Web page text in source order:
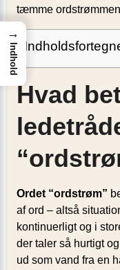
tæmme
Hvad
Ordet “ordstrøm”
af ord – altså
kontinuerligt og i
der taler så hurtigt
ud som vand fra en
→
Indhold